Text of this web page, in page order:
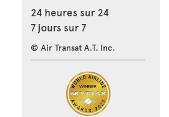
24 heures sur 24
7 jours sur 7
© Air Transat A.T. Inc.